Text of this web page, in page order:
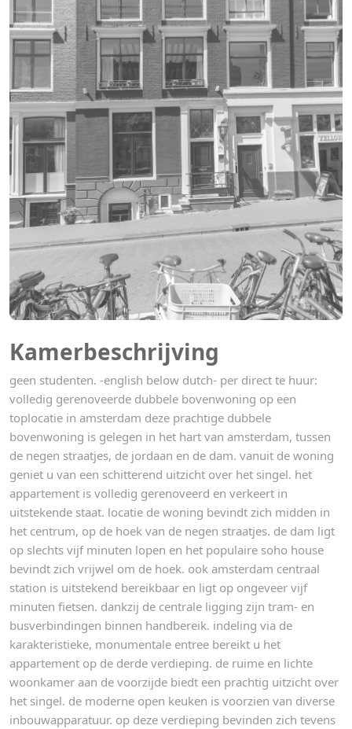
Kamerbeschrijving
geen studenten. -english below dutch- per direct te huur:
volledig gerenoveerde dubbele bovenwoning op een
toplocatie in amsterdam deze prachtige dubbele
bovenwoning is gelegen in het hart van amsterdam, tussen
de negen straatjes, de jordaan en de dam. vanuit de woning
geniet u van een schitterend uitzicht over het singel. het
appartement is volledig gerenoveerd en verkeert in
uitstekende staat. locatie de woning bevindt zich midden in
het centrum, op de hoek van de negen straatjes. de dam ligt
op slechts vijf minuten lopen en het populaire soho house
bevindt zich vrijwel om de hoek. ook amsterdam centraal
station is uitstekend bereikbaar en ligt op ongeveer vijf
minuten fietsen. dankzij de centrale ligging zijn tram- en
busverbindingen binnen handbereik. indeling via de
karakteristieke, monumentale entree bereikt u het
appartement op de derde verdieping. de ruime en lichte
woonkamer aan de voorzijde biedt een prachtig uitzicht over
het singel. de moderne open keuken is voorzien van diverse
inbouwapparatuur. op deze verdieping bevinden zich tevens